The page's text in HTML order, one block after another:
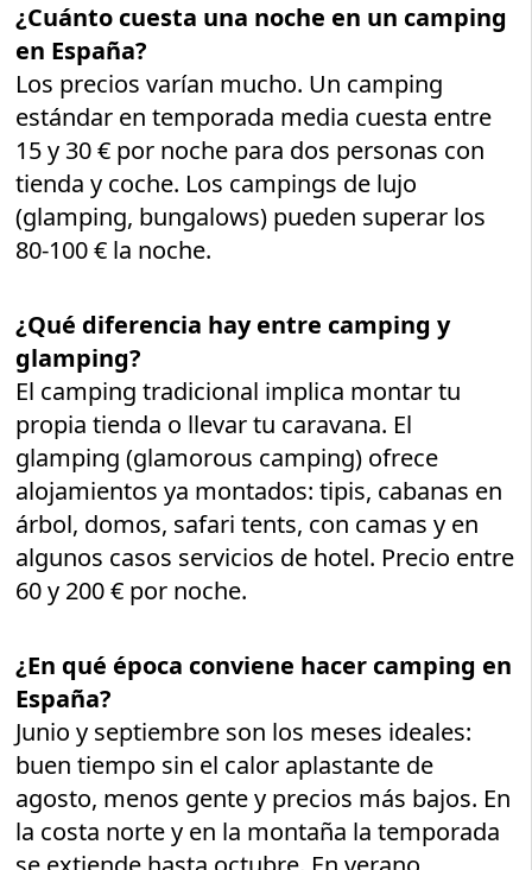
¿Cuánto cuesta una noche en un camping
en España?
Los precios varían mucho. Un camping
estándar en temporada media cuesta entre
15 y 30 € por noche para dos personas con
tienda y coche. Los campings de lujo
(glamping, bungalows) pueden superar los
80-100 € la noche.
¿Qué diferencia hay entre camping y
glamping?
El camping tradicional implica montar tu
propia tienda o llevar tu caravana. El
glamping (glamorous camping) ofrece
alojamientos ya montados: tipis, cabanas en
árbol, domos, safari tents, con camas y en
algunos casos servicios de hotel. Precio entre
60 y 200 € por noche.
¿En qué época conviene hacer camping en
España?
Junio y septiembre son los meses ideales:
buen tiempo sin el calor aplastante de
agosto, menos gente y precios más bajos. En
la costa norte y en la montaña la temporada